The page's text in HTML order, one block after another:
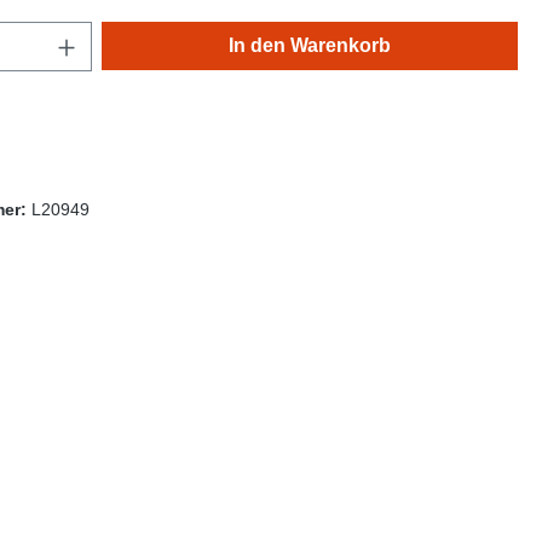
Anzahl: Gib den gewünschten Wert ein
In den Warenkorb
L20949